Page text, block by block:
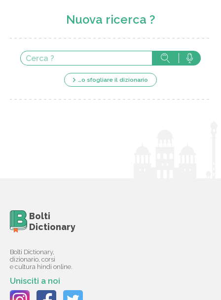
Nuova ricerca ?
…o sfogliare il dizionario
Bolti
Dictionary
Bolti Dictionary,
dizionario, corsi
e cultura hindi online.
Unisciti a noi